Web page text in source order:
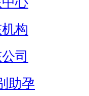
构
司
助孕